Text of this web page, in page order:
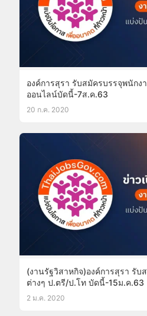
องค์การสุรา รับสมัครบรรจุพนัก
ออนไลน์บัดนี้-7ส.ค.63
20 ก.ค. 2020
(งานรัฐวิสาหกิจ)องค์การสุรา รับ
ต่างๆ ป.ตรี/ป.โท บัดนี้-15ม.ค.63
2 ม.ค. 2020